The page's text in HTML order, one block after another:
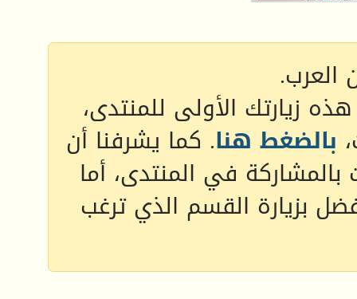
العرب.
زيارتك الأولى للمنتدى،
بالضغط هنا. كما يشرفنا أن
بالمشاركة في المنتدى، أما
بزيارة القسم الذي ترغب